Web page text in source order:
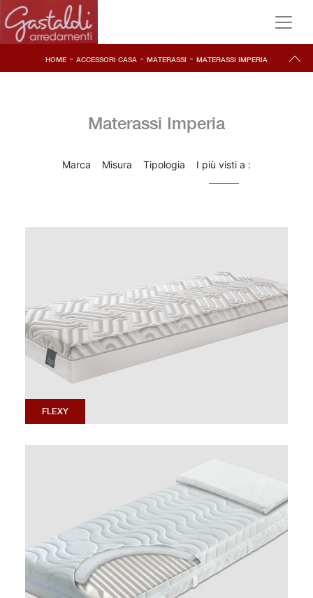
HOME - ACCESSORI CASA - MATERASSI - MATERASSI IMPERIA
Materassi Imperia
Marca Misura Tipologia I più visti a :
FLEXY